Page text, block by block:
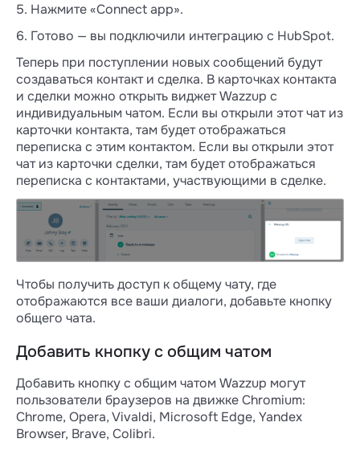
5. Нажмите «Connect app».
6. Готово — вы подключили интеграцию с HubSpot.
Теперь при поступлении новых сообщений будут
создаваться контакт и сделка. В карточках контакта
и сделки можно открыть виджет Wazzup с
индивидуальным чатом. Если вы открыли этот чат из
карточки контакта, там будет отображаться
переписка с этим контактом. Если вы открыли этот
чат из карточки сделки, там будет отображаться
переписка с контактами, участвующими в сделке.
Чтобы получить доступ к общему чату, где
отображаются все ваши диалоги, добавьте кнопку
общего чата.
Добавить кнопку с общим чатом
Добавить кнопку с общим чатом Wazzup могут
пользователи браузеров на движке Chromium:
Chrome, Opera, Vivaldi, Microsoft Edge, Yandex
Browser, Brave, Colibri.